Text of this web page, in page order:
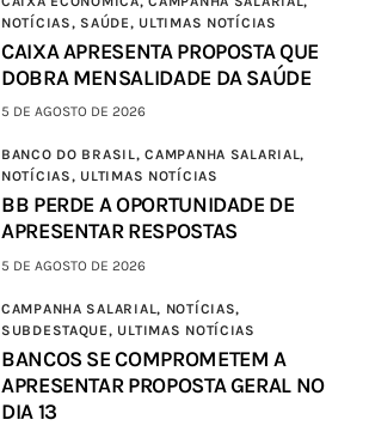
NOTÍCIAS, SAÚDE, ULTIMAS NOTÍCIAS
CAIXA APRESENTA PROPOSTA QUE
DOBRA MENSALIDADE DA SAÚDE
5 DE AGOSTO DE 2026
BANCO DO BRASIL,CAMPANHA SALARIAL,
NOTÍCIAS, ULTIMAS NOTÍCIAS
BB PERDE A OPORTUNIDADE DE
APRESENTAR RESPOSTAS
5 DE AGOSTO DE 2026
CAMPANHA SALARIAL, NOTÍCIAS,
SUBDESTAQUE, ULTIMAS NOTÍCIAS
BANCOS SE COMPROMETEM A
APRESENTAR PROPOSTA GERAL NO
DIA 13